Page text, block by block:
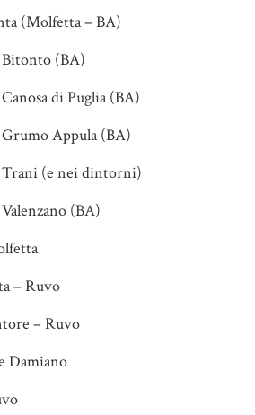
(Molfetta – BA)
Bitonto (BA)
di Puglia (BA)
Grumo Appula (BA)
Trani (e nei dintorni)
(BA)
– Ruvo
– Ruvo
Damiano